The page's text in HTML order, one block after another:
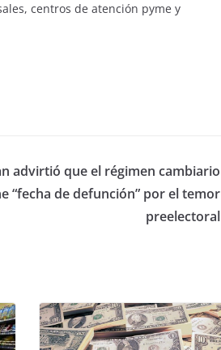
centros de atención pyme y
advirtió que el régimen cambiario
“fecha de defunción” por el temor
preelectoral